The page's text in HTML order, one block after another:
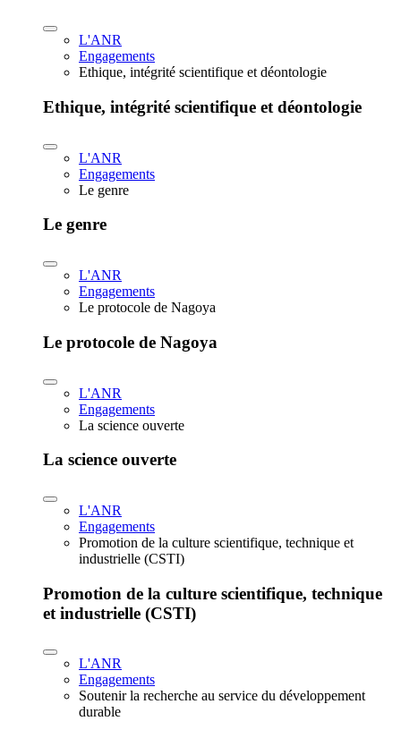
L'ANR
Engagements
Ethique, intégrité scientifique et déontologie
Ethique, intégrité scientifique et déontologie
L'ANR
Engagements
Le genre
Le genre
L'ANR
Engagements
Le protocole de Nagoya
Le protocole de Nagoya
L'ANR
Engagements
La science ouverte
La science ouverte
L'ANR
Engagements
Promotion de la culture scientifique, technique et
industrielle (CSTI)
Promotion de la culture scientifique, technique
et industrielle (CSTI)
L'ANR
Engagements
Soutenir la recherche au service du développement
durable